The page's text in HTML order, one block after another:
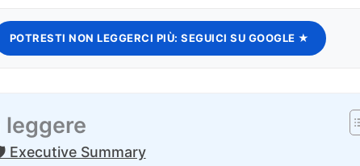
POTRESTI NON LEGGERCI PIÙ: SEGUICI SU GOOGLE ★
leggere
Executive Summary